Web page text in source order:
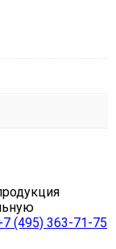
(495) 363-71-75